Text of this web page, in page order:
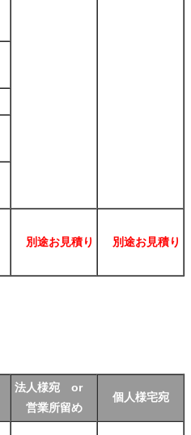
別途お見積り 別途お見積り
法人様宛 or
営業所留め
個人様宅宛